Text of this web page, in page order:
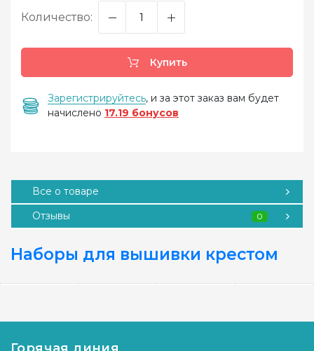
Количество:
Купить
Зарегистрируйтесь, и за этот заказ вам будет
начислено 17.19 бонусов
Все о товаре
Отзывы
0
Наборы для вышивки крестом